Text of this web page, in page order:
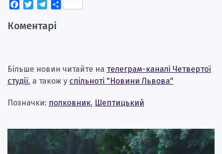
Facebook
TwitterTelegram
Поділитися
Коментарі
Більше новин читайте на телеграм-каналі Четвертої
студії, а також у спільноті "Новини Львова"
Позначки: полковник, Шептицький